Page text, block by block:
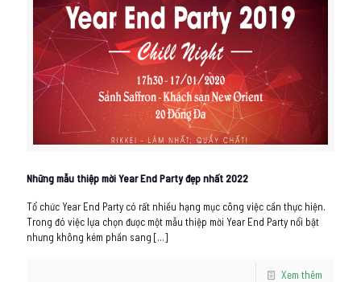
Những mẫu thiệp mời Year End Party đẹp nhất 2022
Tổ chức Year End Party có rất nhiều hạng mục công việc cần thực hiện.
Trong đó việc lựa chọn được một mẫu thiệp mời Year End Party nổi bật
nhưng không kém phần sang […]
Xem thêm